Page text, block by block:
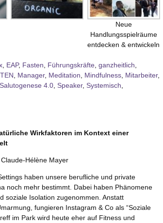
Neue
Handlungsspielräume
entdecken & entwickeln
EAP, Fasten Führungskräfte ganzheitlich
Manager, Meditation Mindfulness Mitarbeiter,
Salutogenese 4.0 Speaker, Systemisch
Wirkfaktoren im Kontext einer
Hélène Mayer
haben unsere berufliche und private
noch mehr bestimmt. Dabei haben Phänomene
soziale Isolation zugenommen. Anstatt
fungieren Instagram & Co als “Soziale
im Park wird heute eher auf Fitness und